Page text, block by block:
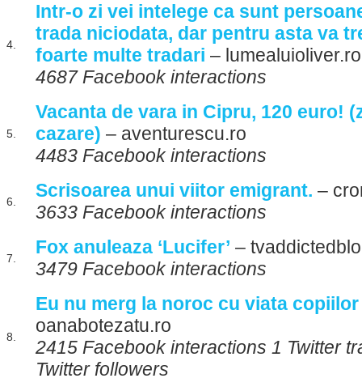
4.
Intr-o zi vei intelege ca sunt
trada niciodata, dar pentru asta va
foarte multe tradari – lumealuioliver.ro
4687 Facebook interactions
5.
Vacanta de vara in Cipru, 120 euro!
cazare) – aventurescu.ro
4483 Facebook interactions
6.
Scrisoarea unui viitor emigrant. –
3633 Facebook interactions
7.
Fox anuleaza ‘Lucifer’ –
3479 Facebook interactions
8.
Eu nu merg la noroc cu viata copiilor
oanabotezatu.ro
2415 Facebook interactions 1 Twitter
Twitter followers